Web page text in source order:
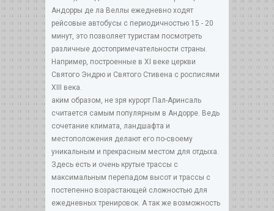
Андорры де ла Веллы ежедневно ходят
рейсовые автобусы с периодичностью 15 - 20
минут, это позволяет туристам посмотреть
различные достопримечательности страны.
Например, построенные в XI веке церкви
Святого Эндрю и Святого Стивена с росписями
XIII века.
аким образом, не зря курорт Пал-Аринсаль
считается самым популярным в Андорре. Ведь
сочетание климата, ландшафта и
местоположения делают его по-своему
уникальным и прекрасным местом для отдыха.
Здесь есть и очень крутые трассы с
максимальным перепадом высот и трассы с
постепенно возрастающей сложностью для
ежедневных тренировок. А так же возможность